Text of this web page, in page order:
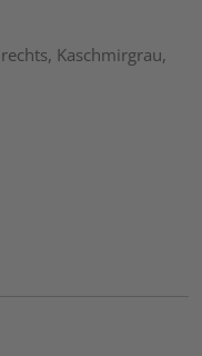
Kaschmirgrau,